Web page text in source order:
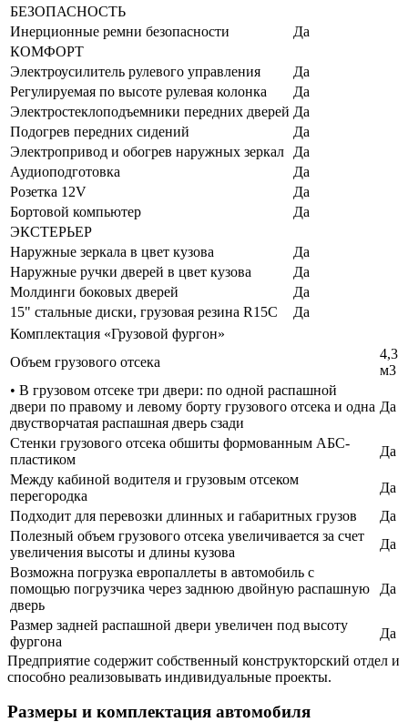
БЕЗОПАСНОСТЬ
Инерционные ремни безопасности
Да
КОМФОРТ
Электроусилитель рулевого управления
Да
Регулируемая по высоте рулевая колонка
Да
Электростеклоподъемники передних дверей Да
Подогрев передних сидений
Да
Электропривод и обогрев наружных зеркал
Да
Аудиоподготовка
Да
Розетка 12V
Да
Бортовой компьютер
Да
ЭКСТЕРЬЕР
Наружные зеркала в цвет кузова
Да
Наружные ручки дверей в цвет кузова
Да
Молдинги боковых дверей
Да
15" стальные диски, грузовая резина R15C
Да
Комплектация «Грузовой фургон»
Объем грузового отсека
4,3
м3
• В грузовом отсеке три двери: по одной распашной
двери по правому и левому борту грузового отсека и одна
двустворчатая распашная дверь сзади
Да
Стенки грузового отсека обшиты формованным АБС-
пластиком
Да
Между кабиной водителя и грузовым отсеком
перегородка
Да
Подходит для перевозки длинных и габаритных грузов
Да
Полезный объем грузового отсека увеличивается за счет
увеличения высоты и длины кузова
Да
Возможна погрузка европаллеты в автомобиль с
помощью погрузчика через заднюю двойную распашную
дверь
Да
Размер задней распашной двери увеличен под высоту
фургона
Да
Предприятие содержит собственный конструкторский отдел и
способно реализовывать индивидуальные проекты.
Размеры и комплектация автомобиля